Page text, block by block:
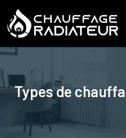
Types de